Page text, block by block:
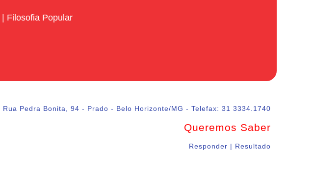
Filosofia Popular
Rua Pedra Bonita, 94 - Prado - Belo Horizonte/MG - Telefax: 31 3334.1740
Queremos Saber
Responder | Resultado